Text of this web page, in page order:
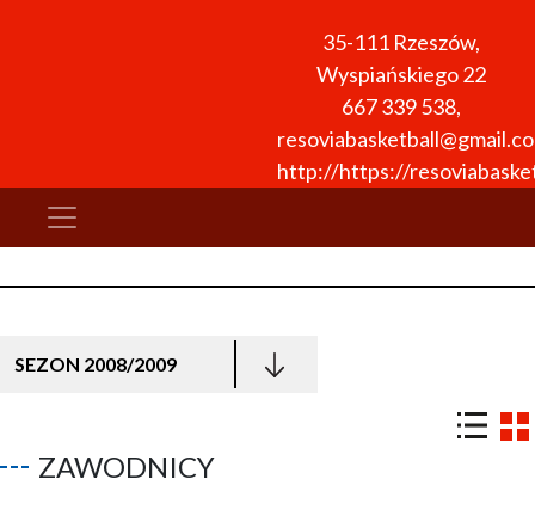
35-111 Rzeszów,
Wyspiańskiego 22
667 339 538,
http://https://
SEZON 2008/2009
ZAWODNICY